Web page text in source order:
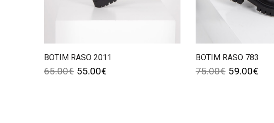
BOTIM RASO 2011
65.00€ 55.00€
BOTIM RASO 783
75.00€ 59.00€